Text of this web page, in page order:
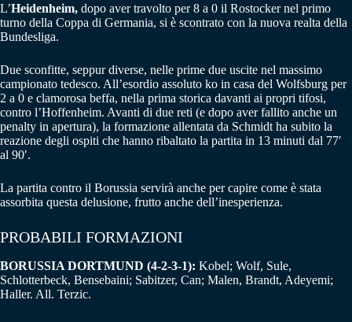
L’Heidenheim, dopo aver travolto per 8 a 0 il Rostocker nel primo
turno della Coppa di Germania, si è scontrato con la nuova realta della
Bundesliga.
Due sconfitte, seppur diverse, nelle prime due uscite nel massimo
campionato tedesco. All’esordio assoluto ko in casa del Wolfsburg per
2 a 0 e clamorosa beffa, nella prima storica davanti ai propri tifosi,
contro l’Hoffenheim. Avanti di due reti (e dopo aver fallito anche un
penalty in apertura), la formazione allentata da Schmidt ha subito la
reazione degli ospiti che hanno ribaltato la partita in 13 minuti dal 77′
al 90′.
La partita contro il Borussia servirà anche per capire come è stata
assorbita questa delusione, frutto anche dell’inesperienza.
PROBABILI FORMAZIONI
BORUSSIA DORTMUND (4-2-3-1): Kobel; Wolf, Sule,
Schlotterbeck, Bensebaini; Sabitzer, Can; Malen, Brandt, Adeyemi;
Haller. All. Terzic.